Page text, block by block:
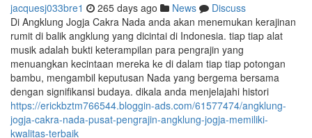
jacquesj033bre1 265 days ago News
Discuss
Di Angklung Jogja Cakra Nada anda akan menemukan kerajinan
rumit di balik angklung yang dicintai di Indonesia. tiap tiap alat
musik adalah bukti keterampilan para pengrajin yang
menuangkan kecintaan mereka ke di dalam tiap tiap potongan
bambu, mengambil keputusan Nada yang bergema bersama
dengan signifikansi budaya. dikala anda menjelajahi histori
https://erickbztm766544.bloggin-ads.com/61577474/angklung-
jogja-cakra-nada-pusat-pengrajin-angklung-jogja-memiliki-
kwalitas-terbaik